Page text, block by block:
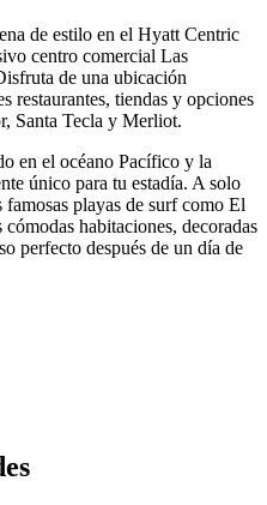
de estilo en el Hyatt Centric
centro comercial Las
de una ubicación
restaurantes, tiendas y opciones
Santa Tecla y Merliot.
en el océano Pacífico y la
único para tu estadía. A solo
playas de surf como El
habitaciones, decoradas
perfecto después de un día de